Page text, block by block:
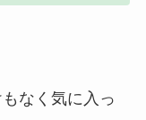
なく気に入っ